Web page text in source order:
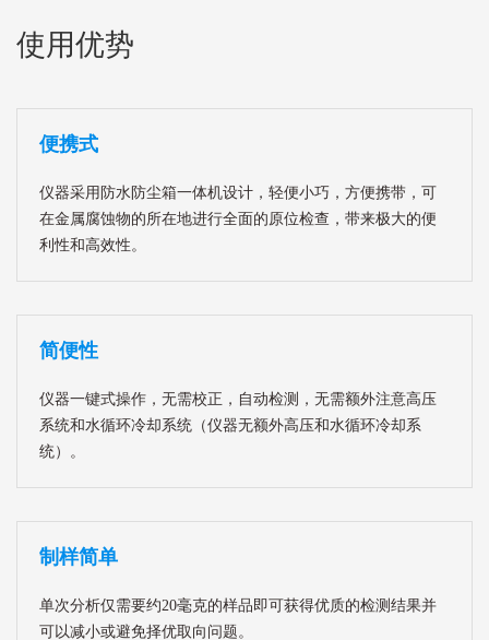
使用优势
便携式
仪器采用防水防尘箱一体机设计，轻便小巧，方便携带，可
在金属腐蚀物的所在地进行全面的原位检查，带来极大的便
利性和高效性。
简便性
仪器一键式操作，无需校正，自动检测，无需额外注意高压
系统和水循环冷却系统（仪器无额外高压和水循环冷却系
统）。
制样简单
单次分析仅需要约20毫克的样品即可获得优质的检测结果并
可以减小或避免择优取向问题。